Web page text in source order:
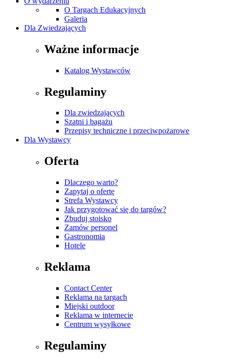
O Targach Edukacyjnych
Galeria
Dla Zwiedzających
Ważne informacje
Katalog Wystawców
Regulaminy
Dla zwiedzających
Szatni i bagażu
Przepisy techniczne i przeciwpożarowe
Dla Wystawcy
Oferta
Dlaczego warto?
Zapytaj o ofertę
Strefa Wystawcy
Jak przygotować się do targów?
Zbuduj stoisko
Zamów personel
Gastronomia
Hotele
Reklama
Contact Center
Reklama na targach
Miejski outdoor
Reklama w internecie
Centrum wysyłkowe
Regulaminy